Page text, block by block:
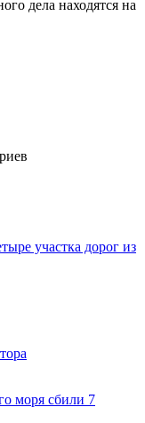
дела находятся на
участка дорог из
моря сбили 7